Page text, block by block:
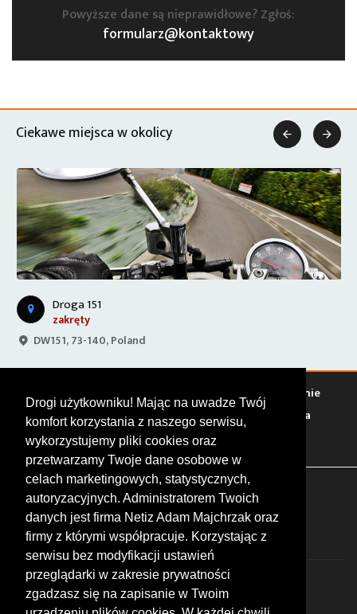
Drogi użytkowniku! Mając na uwadze Twój
komfort korzystania z naszego serwisu,
wykorzystujemy pliki cookies oraz
przetwarzamy Twoje dane osobowe w
celach marketingowych, statystycznych,
autoryzacyjnych. Administratorem Twoich
danych jest firma Netiz Adam Majchrzak oraz
firmy z którymi współpracuje. Korzystając z
serwisu bez modyfikacji ustawień
przeglądarki w zakresie prywatności
zgadzasz się na zapisanie w Twoim
Powyższe dane są nieprawidłowe? Zgłoś:
formularz@kontaktowy
Ciekawe miejsca w okolicy
Droga 151
zakręty
DW151, 73-140, Poland
 
Warto zobaczyć Serwisy Stacje paliw
Jedzenie
Bary Zakwaterowanie Tory Zloty Rajdy
Spotkania
Targi Giełdy Szkolenia
FOLLOW US